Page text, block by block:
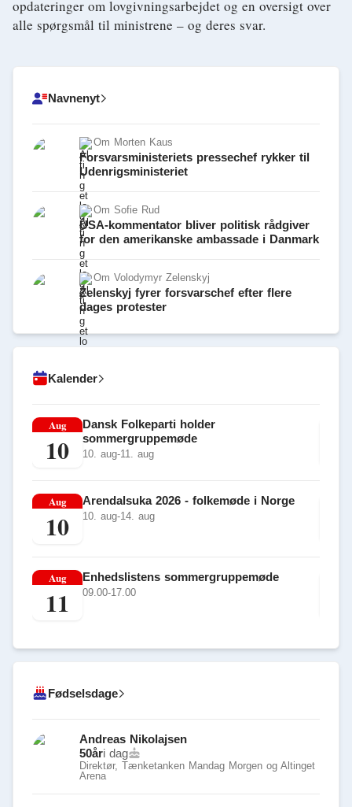
opdateringer om lovgivningsarbejdet og en oversigt over
alle spørgsmål til ministrene – og deres svar.
Navnenyt
Om Morten Kaus
Forsvarsministeriets pressechef rykker til
Udenrigsministeriet
Om Sofie Rud
USA-kommentator bliver politisk rådgiver
for den amerikanske ambassade i Danmark
Om Volodymyr Zelenskyj
Zelenskyj fyrer forsvarschef efter flere
dages protester
Kalender
Aug
10
Dansk Folkeparti holder
sommergruppemøde
10. aug-11. aug
Aug
10
Arendalsuka 2026 - folkemøde i Norge
10. aug-14. aug
Aug
11
Enhedslistens sommergruppemøde
09.00-17.00
Fødselsdage
Andreas Nikolajsen
50åri dag
Direktør, Tænketanken Mandag Morgen og Altinget
Arena